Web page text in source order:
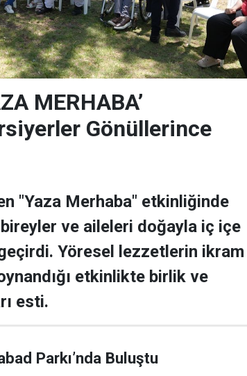
MERHABA’
Gönüllerince
"Yaza Merhaba" etkinliğinde
ve aileleri doğayla iç içe
Yöresel lezzetlerin ikram
etkinlikte birlik ve
esti.
Parkı’nda Buluştu